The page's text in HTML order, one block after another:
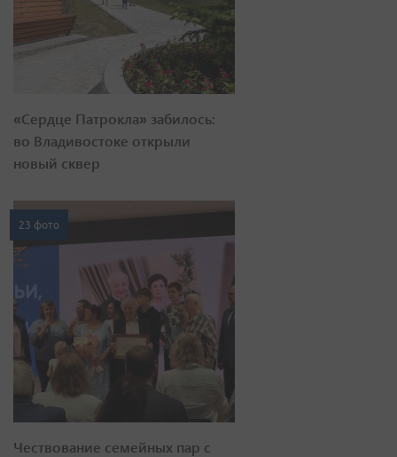
«Сердце Патрокла» забилось:
во Владивостоке открыли
новый сквер
23 фото
Чествование семейных пар с